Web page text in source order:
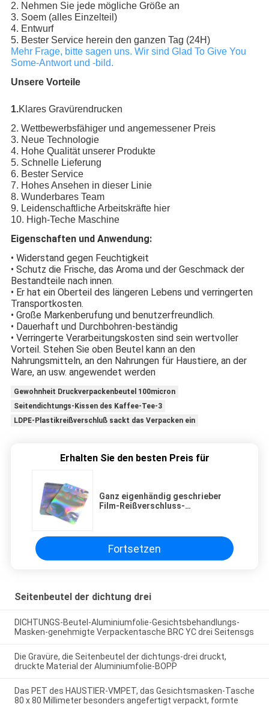
2. Nehmen Sie jede mögliche Größe an
3. Soem (alles Einzelteil)
4. Entwurf
5. Bester Service herein den ganzen Tag (24H)
Mehr Frage, bitte sagen uns. Wir sind Glad To Give You
Some-Antwort und -bild.
Unsere Vorteile
1.Klares Gravürendrucken
2. Wettbewerbsfähiger und angemessener Preis
3. Neue Technologie
4. Hohe Qualität unserer Produkte
5. Schnelle Lieferung
6. Bester Service
7. Hohes Ansehen in dieser Linie
8. Wunderbares Team
9. Leidenschaftliche Arbeitskräfte hier
10. High-Teche Maschine
Eigenschaften und Anwendung:
• Widerstand gegen Feuchtigkeit
• Schutz die Frische, das Aroma und der Geschmack der
Bestandteile nach innen.
• Er hat ein Oberteil des längeren Lebens und verringerten
Transportkosten.
• Große Markenberufung und benutzerfreundlich.
• Dauerhaft und Durchbohren-beständig
• Verringerte Verarbeitungskosten sind sein wertvoller
Vorteil. Stehen Sie oben Beutel kann an den
Nahrungsmitteln, an den Nahrungen für Haustiere, an der
Ware, an usw. angewendet werden
Gewohnheit Druckverpackenbeutel 100micron
Seitendichtungs-Kissen des Kaffee-Tee-3
LDPE-Plastikreißverschluß sackt das Verpacken ein
Erhalten Sie den besten Preis für
Ganz eigenhändig geschrieber
Film-Reißverschluss-
Fortsetzen
Seitenbeutel der dichtung drei
DICHTUNGS-Beutel-Aluminiumfolie-Gesichtsbehandlungs-
Masken-genehmigte Verpackentasche BRC YC drei Seitensgs
Die Gravüre, die Seitenbeutel der dichtungs-drei druckt,
druckte Material der Aluminiumfolie-BOPP
Das PET des HAUSTIER-VMPET, das Gesichtsmasken-Tasche
80 x 80 Millimeter besonders angefertigt verpackt, formte